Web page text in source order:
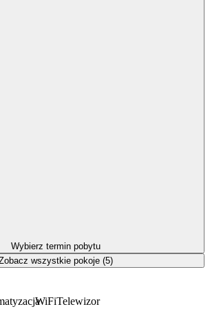
WiFiTelewizor
Wybierz termin pobytu
wszystkie pokoje (5)